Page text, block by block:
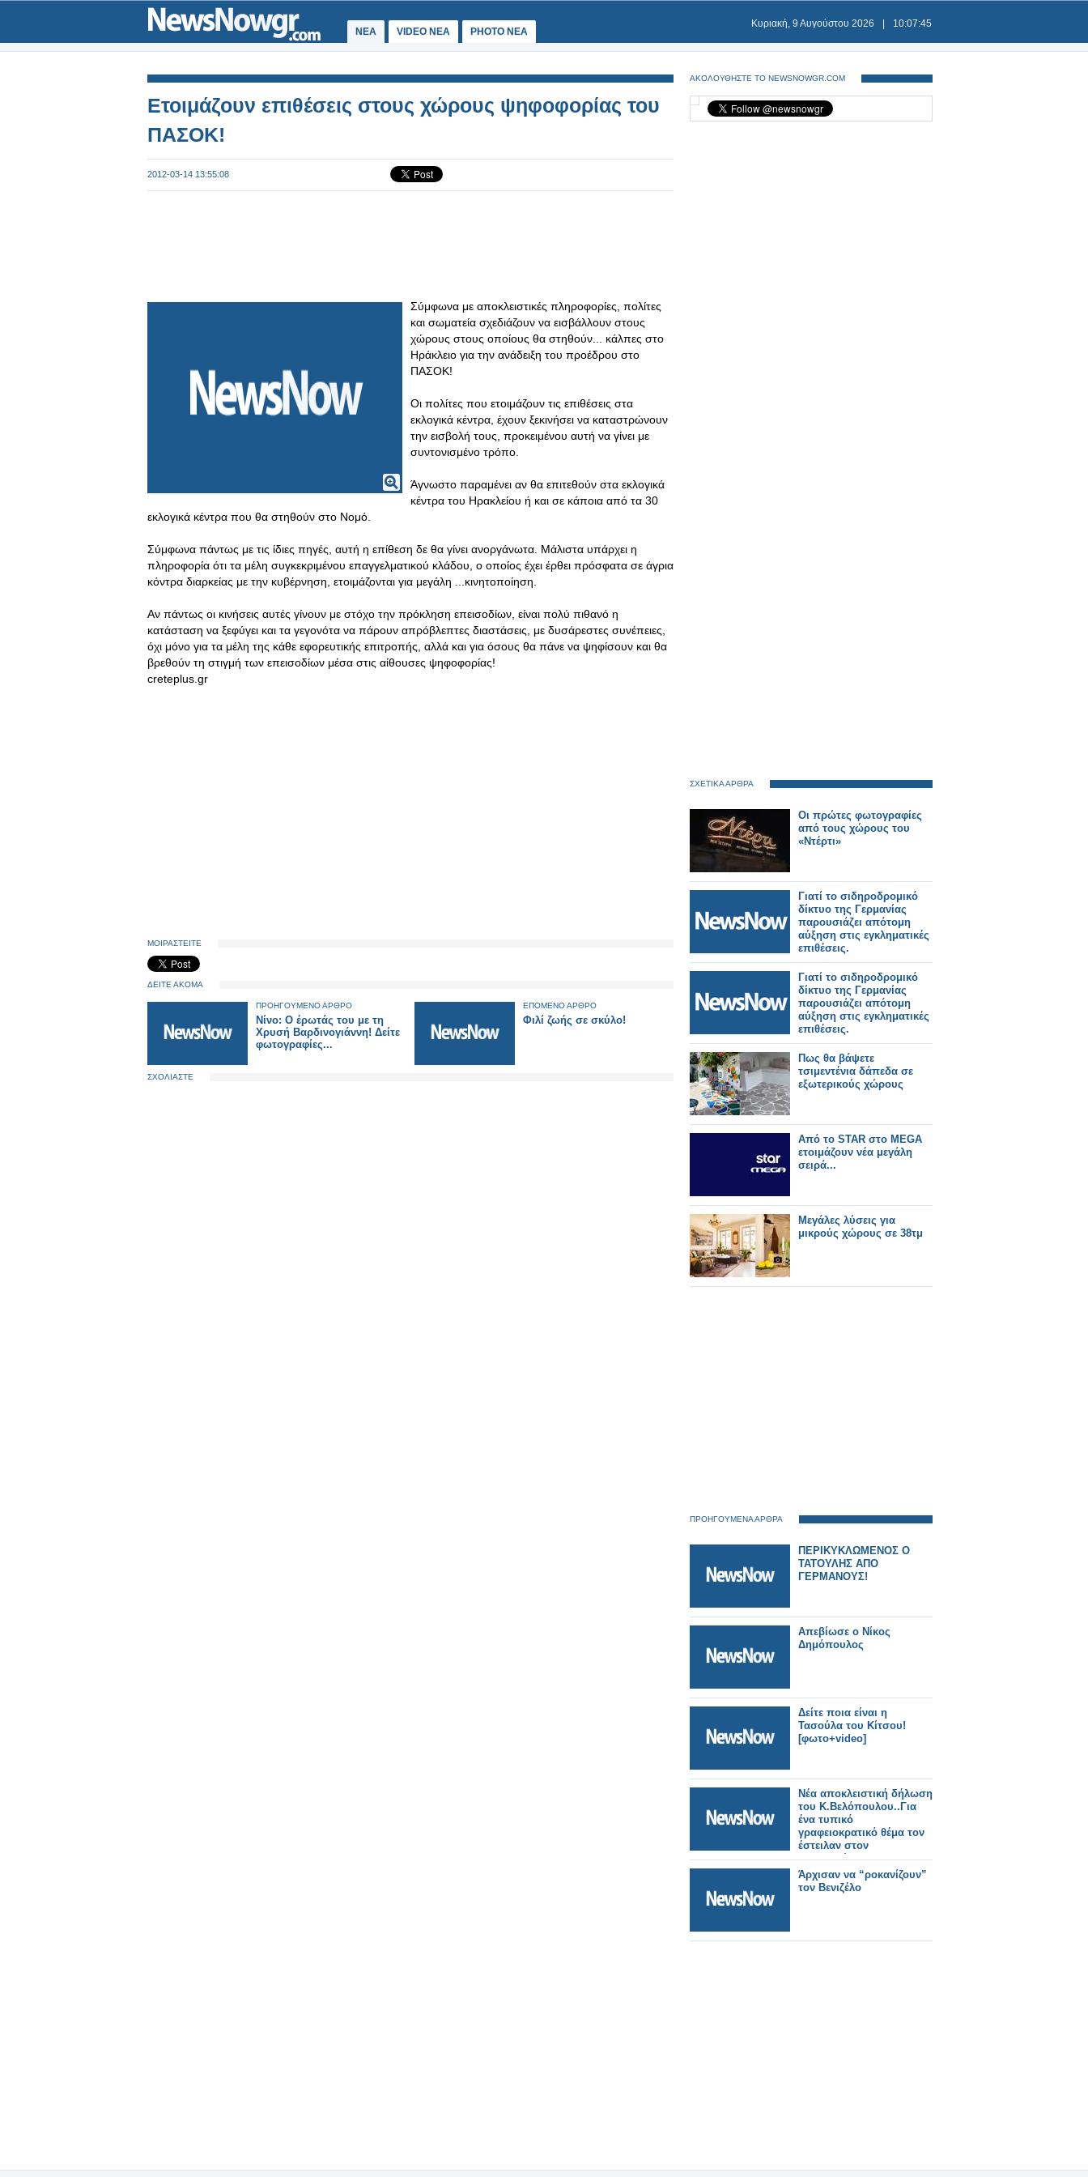
ΝΕΑ VIDEO NEA PHOTO NEA
Κυριακή, 9 Αυγούστου 2026 10:07:45
Ετοιμάζουν επιθέσεις στους χώρους ψηφοφορίας του
ΠΑΣΟΚ!
2012-03-14 13:55:08
Σύμφωνα με αποκλειστικές πληροφορίες, πολίτες
και σωματεία σχεδιάζουν να εισβάλλουν στους
χώρους στους οποίους θα στηθούν... κάλπες στο
Ηράκλειο για την ανάδειξη του προέδρου στο
ΠΑΣΟΚ!
Οι πολίτες που ετοιμάζουν τις επιθέσεις στα
εκλογικά κέντρα, έχουν ξεκινήσει να καταστρώνουν
την εισβολή τους, προκειμένου αυτή να γίνει με
συντονισμένο τρόπο.
Άγνωστο παραμένει αν θα επιτεθούν στα εκλογικά
κέντρα του Ηρακλείου ή και σε κάποια από τα 30
εκλογικά κέντρα που θα στηθούν στο Νομό.
Σύμφωνα πάντως με τις ίδιες πηγές, αυτή η επίθεση δε θα γίνει ανοργάνωτα. Μάλιστα υπάρχει η
πληροφορία ότι τα μέλη συγκεκριμένου επαγγελματικού κλάδου, ο οποίος έχει έρθει πρόσφατα σε άγρια
κόντρα διαρκείας με την κυβέρνηση, ετοιμάζονται για μεγάλη ...κινητοποίηση.
Αν πάντως οι κινήσεις αυτές γίνουν με στόχο την πρόκληση επεισοδίων, είναι πολύ πιθανό η
κατάσταση να ξεφύγει και τα γεγονότα να πάρουν απρόβλεπτες διαστάσεις, με δυσάρεστες συνέπειες,
όχι μόνο για τα μέλη της κάθε εφορευτικής επιτροπής, αλλά και για όσους θα πάνε να ψηφίσουν και θα
βρεθούν τη στιγμή των επεισοδίων μέσα στις αίθουσες ψηφοφορίας!
creteplus.gr
ΜΟΙΡΑΣΤΕΙΤΕ
ΔΕΙΤΕ ΑΚΟΜΑ
ΠΡΟΗΓΟΥΜΕΝΟ ΑΡΘΡΟ
Νίνο: Ο έρωτάς του με τη
Χρυσή Βαρδινογιάννη! Δείτε
φωτογραφίες...
ΕΠΟΜΕΝΟ ΑΡΘΡΟ
Φιλί ζωής σε σκύλο!
ΣΧΟΛΙΑΣΤΕ
ΑΚΟΛΟΥΘΗΣΤΕ ΤΟ NEWSNOWGR.COM
ΣΧΕΤΙΚΑ ΑΡΘΡΑ
Οι πρώτες φωτογραφίες
από τους χώρους του
«Ντέρτι»
Γιατί το σιδηροδρομικό
δίκτυο της Γερμανίας
παρουσιάζει απότομη
αύξηση στις εγκληματικές
επιθέσεις.
Γιατί το σιδηροδρομικό
δίκτυο της Γερμανίας
παρουσιάζει απότομη
αύξηση στις εγκληματικές
επιθέσεις.
Πως θα βάψετε
τσιμεντένια δάπεδα σε
εξωτερικούς χώρους
Από το STAR στο MEGA
ετοιμάζουν νέα μεγάλη
σειρά...
Μεγάλες λύσεις για
μικρούς χώρους σε 38τμ
ΠΡΟΗΓΟΥΜΕΝΑ ΑΡΘΡΑ
ΠΕΡΙΚΥΚΛΩΜΕΝΟΣ Ο
ΤΑΤΟΥΛΗΣ ΑΠΟ
ΓΕΡΜΑΝΟΥΣ!
Απεβίωσε ο Νίκος
Δημόπουλος
Δείτε ποια είναι η
Τασούλα του Κίτσου!
[φωτο+video]
Νέα αποκλειστική δήλωση
του Κ.Βελόπουλου..Για
ένα τυπικό
γραφειοκρατικό θέμα τον
έστειλαν στον
εισαγγελέα!!!
Άρχισαν να “ροκανίζουν”
τον Βενιζέλο